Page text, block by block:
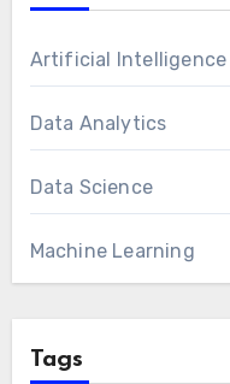
Artificial Intelligence
Data Analytics
Data Science
Machine Learning
Tags